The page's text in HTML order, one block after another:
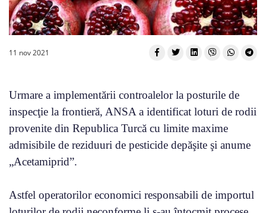
11 nov 2021
Urmare a implementării controalelor la posturile de
inspecţie la frontieră, ANSA a identificat loturi de rodii
provenite din Republica Turcă cu limite maxime
admisibile de reziduuri de pesticide depăşite şi anume
„Acetamiprid”.
Astfel operatorilor economici responsabili de importul